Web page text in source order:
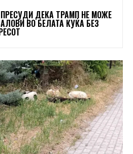
ДЕКА ТРАМП НЕ МОЖЕ
ВО БЕЛАТА КУЌА БЕЗ